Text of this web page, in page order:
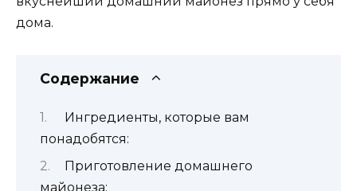
дома.
Содержание
Ингредиенты, которые вам
понадобятся:
Приготовление домашнего
майонеза: